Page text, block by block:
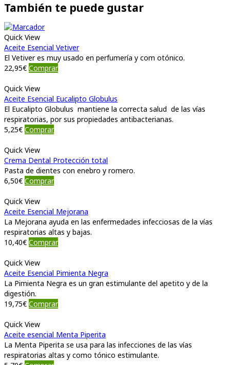
También te puede gustar
Quick View
Aceite Esencial Vetiver
El Vetiver es muy usado en perfumería y com otónico.
22,95€ Comprar
Quick View
Aceite Esencial Eucalipto Globulus
El Eucalipto Globulus mantiene la correcta salud de las vías
respiratorias, por sus propiedades antibacterianas.
5,25€ Comprar
Quick View
Crema Dental Protección total
Pasta de dientes con enebro y romero.
6,50€ Comprar
Quick View
Aceite Esencial Mejorana
La Mejorana ayuda en las enfermedades infecciosas de la vías
respiratorias altas y bajas.
10,40€ Comprar
Quick View
Aceite Esencial Pimienta Negra
La Pimienta Negra es un gran estimulante del apetito y de la
digestión.
19,75€ Comprar
Quick View
Aceite esencial Menta Piperita
La Menta Piperita se usa para las infecciones de las vías
respiratorias altas y como tónico estimulante.